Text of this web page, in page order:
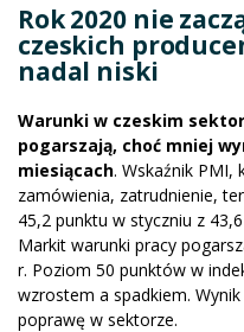
Rok 2020 nie
czeskich
nadal niski
Warunki w czeskim
pogarszają, choć mniej
miesiącach. Wskaźnik
zamówienia, zatrudnienie,
45,2 punktu w styczniu z
Markit warunki pracy
r. Poziom 50 punktów w
wzrostem a spadkiem.
poprawę w sektorze.